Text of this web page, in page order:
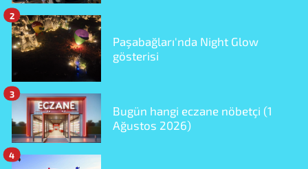
Paşabağları'nda Night Glow
gösterisi
2
Bugün hangi eczane nöbetçi (1
Ağustos 2026)
3
4